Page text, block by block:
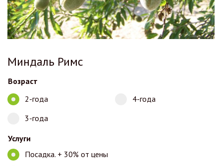
Миндаль Римс
Возраст
2-года
3-года
4-года
Услуги
Посадка. + 30% от цены